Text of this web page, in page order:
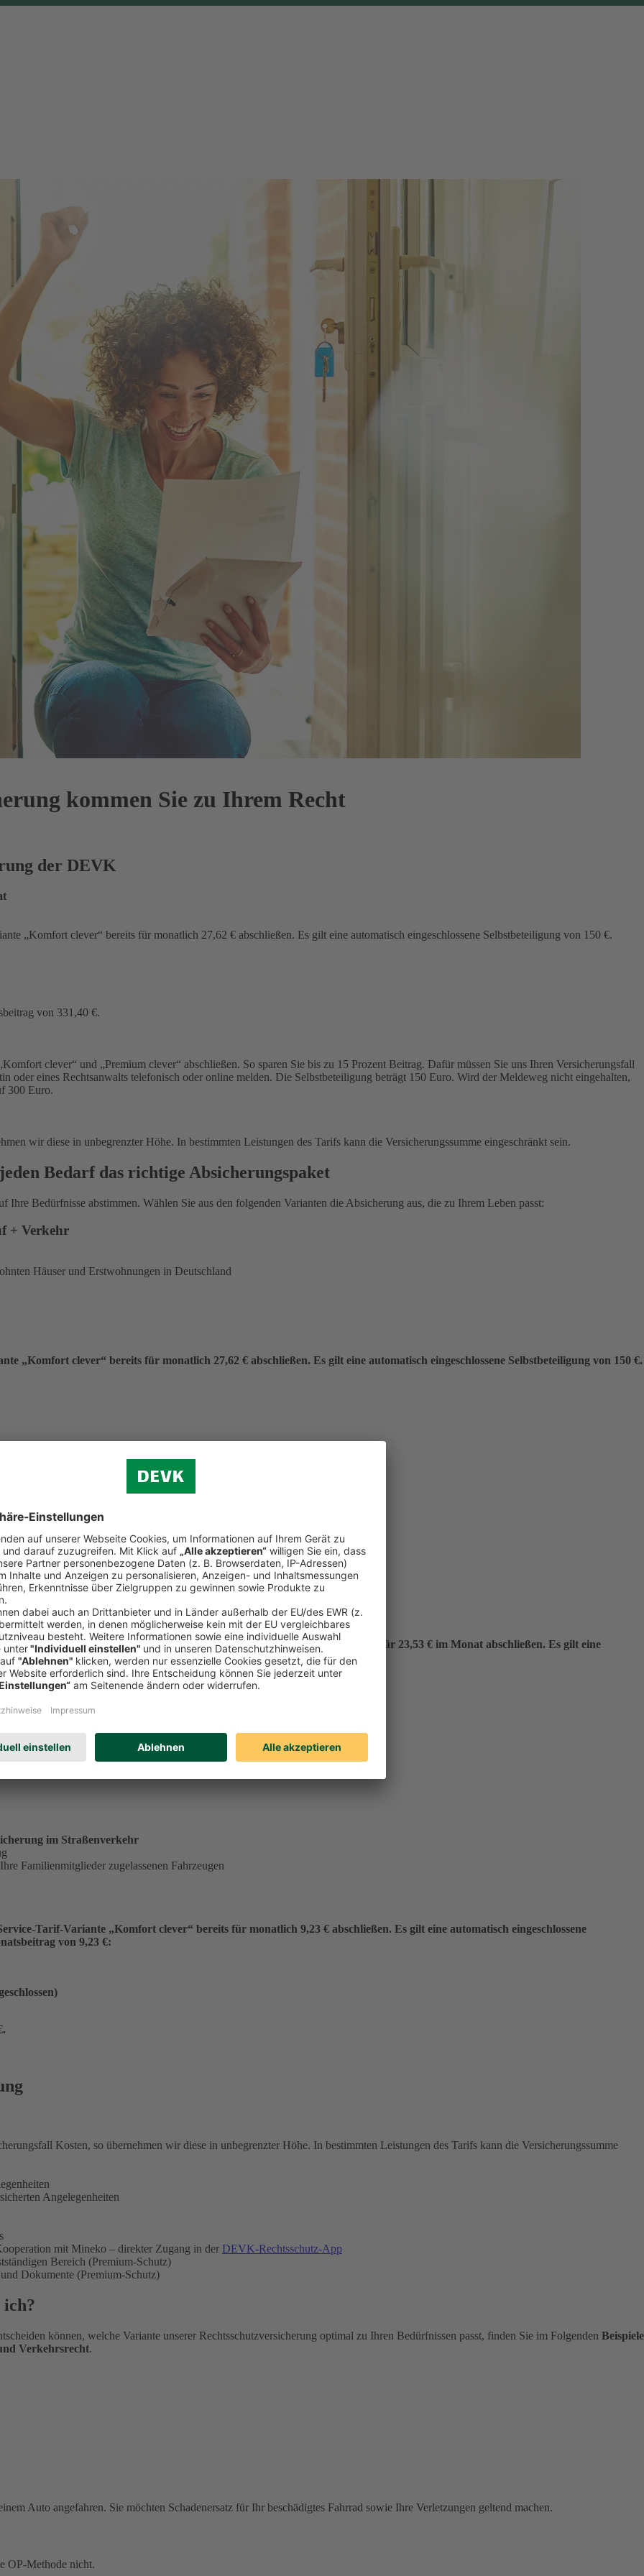
kommen Sie zu Ihrem Recht
der DEVK
„Komfort clever“ bereits für monatlich 27,62 € abschließen. Es gilt eine automatisch eingeschlossene Selbstbeteiligung von 150 €.
von 331,40 €.
clever“ und „Premium clever“ abschließen. So sparen Sie bis zu 15 Prozent Beitrag. Dafür müssen Sie uns Ihren Versicherungsfall
oder eines Rechtsanwalts telefonisch oder online melden. Die Selbstbeteiligung beträgt 150 Euro. Wird der Meldeweg nicht eingehalten,
300 Euro.
wir diese in unbegrenzter Höhe. In bestimmten Leistungen des Tarifs kann die Versicherungssumme eingeschränkt sein.
Bedarf das richtige Absicherungspaket
Ihre Bedürfnisse abstimmen. Wählen Sie aus den folgenden Varianten die Absicherung aus, die zu Ihrem Leben passt:
+ Verkehr
Häuser und Erstwohnungen in Deutschland
„Komfort clever“ bereits für monatlich 27,62 € abschließen. Es gilt eine automatisch eingeschlossene Selbstbeteiligung von 150 €.
von 331,40 €.
(ohne Verkehr)
Reiserecht
Bereich (Premium-Schutz)
tätiger Single in der Service-Tarif-Variante „Komfort clever“ bereits für 23,53 € im Monat abschließen. Es gilt eine
für einen Monatsbeitrag von 23,53 €:
.
im Straßenverkehr
Familienmitglieder zugelassenen Fahrzeugen
Tarif-Variante „Komfort clever“ bereits für monatlich 9,23 € abschließen. Es gilt eine automatisch eingeschlossene
von 9,23 €:
.
Kosten, so übernehmen wir diese in unbegrenzter Höhe. In bestimmten Leistungen des Tarifs kann die Versicherungssumme
Angelegenheiten
mit Mineko – direkter Zugang in der DEVK-Rechtsschutz-App
Bereich (Premium-Schutz)
Dokumente (Premium-Schutz)
ich?
können, welche Variante unserer Rechtsschutzversicherung optimal zu Ihren Bedürfnissen passt, finden Sie im Folgenden Beispiele
Verkehrsrecht.
Auto angefahren. Sie möchten Schadenersatz für Ihr beschädigtes Fahrrad sowie Ihre Verletzungen geltend machen.
OP-Methode nicht.